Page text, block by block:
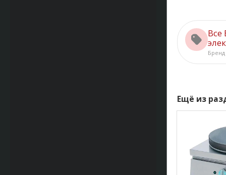
Все
Бренд
Ещё из